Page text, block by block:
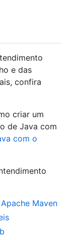
e das
confira
criar um
de Java com
com o
Maven